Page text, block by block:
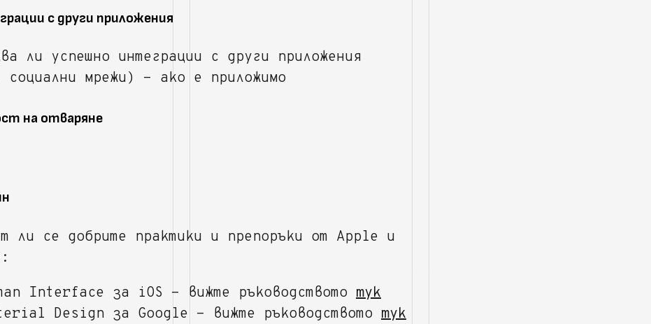
с други приложения
ли успешно интеграции с други приложения
социални мрежи) - ако е приложимо
на отваряне
ли се добрите практики и препоръки от Apple и
Interface за iOS - вижте ръководството тук
Design за Google - вижте ръководството тук